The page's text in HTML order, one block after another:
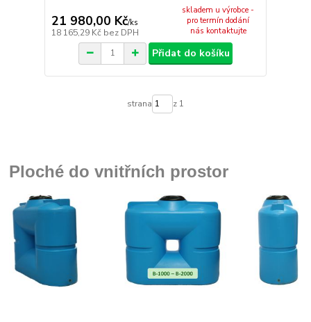
21 980,00 Kč/ks
18 165,29 Kč bez DPH
skladem u výrobce -
pro termín dodání
nás kontaktujte
Přidat do košíku
strana z 1
Ploché do vnitřních prostor